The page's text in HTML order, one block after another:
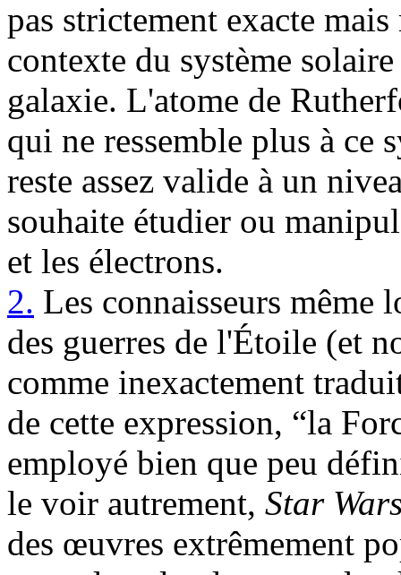
pas strictement exacte
contexte du système
galaxie. L'atome de
qui ne ressemble plus à ce
reste assez valide à un
souhaite étudier ou
et les électrons.
2. Les connaisseurs même
des guerres de l'Étoile (et
comme inexactement
de cette expression, “la
employé bien que peu
le voir autrement, Star
des œuvres extrêmement